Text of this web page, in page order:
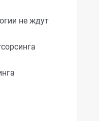
не ждут